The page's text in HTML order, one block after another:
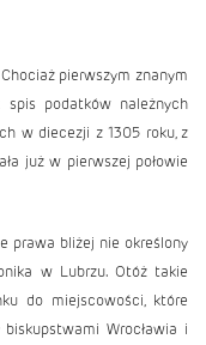
Chociaż pierwszym znanym
spis podatków należnych
w diecezji z 1305 roku, z
już w pierwszej połowie
prawa bliżej nie określony
w Lubrzu. Otóż takie
do miejscowości, które
Wrocławia i